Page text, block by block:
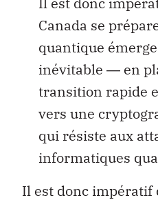
Canada se
quantique
inévitable ― en
transition rapide
vers une
qui résiste aux
informatiques
Il est donc impératif